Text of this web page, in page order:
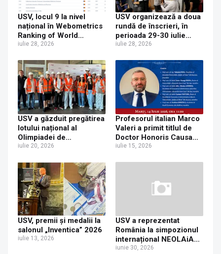
USV, locul 9 la nivel
național în Webometrics
Ranking of World
Universities 2026
iulie 28, 2026
USV organizează a doua
rundă de înscrieri, în
perioada 29-30 iulie
2026
iulie 28, 2026
USV a găzduit pregătirea
lotului național al
Olimpiadei de
Creativitate Științifică
iulie 20, 2026
Profesorul italian Marco
Valeri a primit titlul de
Doctor Honoris Causa
din partea Universității
Suceava
iulie 15, 2026
USV, premii și medalii la
salonul „Inventica” 2026
iulie 13, 2026
USV a reprezentat
România la simpozionul
internațional NEOLAiA
privind politicile
iunie 30, 2026